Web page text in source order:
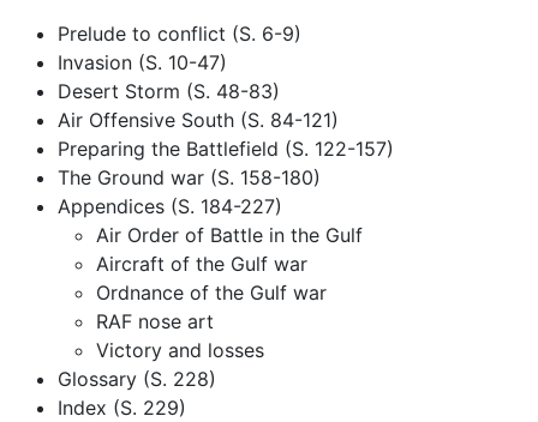
Prelude to conflict (S. 6-9)
Invasion (S. 10-47)
Desert Storm (S. 48-83)
Air Offensive South (S. 84-121)
Preparing the Battlefield (S. 122-157)
The Ground war (S. 158-180)
Appendices (S. 184-227)
Air Order of Battle in the Gulf
Aircraft of the Gulf war
Ordnance of the Gulf war
RAF nose art
Victory and losses
Glossary (S. 228)
Index (S. 229)